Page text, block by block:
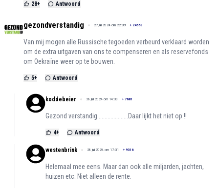
28+ Antwoord
gezondverstandig 27 juli 2024 om 22:39 + 24569
Van mij mogen alle Russische tegoeden verbeurd verklaard worden
om de extra uitgaven van ons te compenseren en als reservefonds
om Oekraïne weer op te bouwen.
5+ Antwoord
koddebeier 28 juli 2024 om 14:30 + 7681
Gezond verstandig.....................Daar lijkt het niet op !!
4+ Antwoord
westenbrink 28 juli 2024 om 17:31 + 9316
Helemaal mee eens. Maar dan ook alle miljarden, jachten,
huizen etc. Niet alleen de rente.